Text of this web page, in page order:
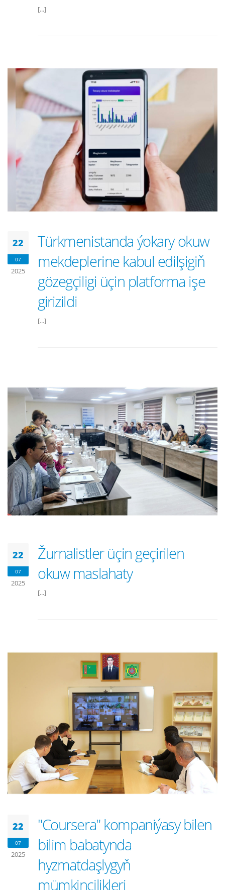
[...]
22
07
2025
Türkmenistanda ýokary okuw
mekdeplerine kabul edilşigiň
gözegçiligi üçin platforma işe
girizildi
[...]
22
07
2025
Žurnalistler üçin geçirilen
okuw maslahaty
[...]
22
07
2025
"Coursera" kompaniýasy bilen
bilim babatynda
hyzmatdaşlygyň
mümkinçilikleri